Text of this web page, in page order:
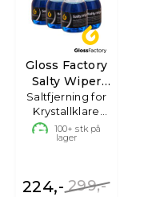
Gloss Factory
Salty Wiper
Boost 6-pack
Saltfjerning for
Krystallklare
Ruter
100+ stk på
lager
299,-
224,-